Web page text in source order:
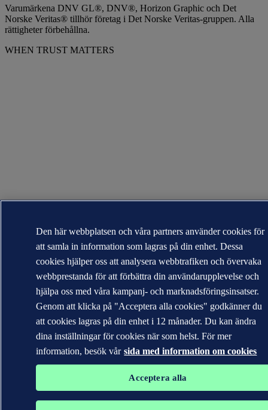
Varumärkena DNV GL®, DNV®, Horizon Graphic och Det
Norske Veritas® tillhör företag i Det Norske Veritas-gruppen. Alla
rättigheter förbehållna.
WHEN TRUST MATTERS
Den här webbplatsen och våra partners använder cookies för
att samla in information som lagras på din enhet. Dessa
cookies hjälper oss att analysera webbtrafiken och övervaka
webbprestanda för att förbättra din användarupplevelse och
hjälpa oss med våra kampanj- och marknadsföringsinsatser.
Genom att klicka på "Acceptera alla cookies" godkänner du
att cookies lagras på din enhet i 12 månader. Du kan ändra
dina inställningar för cookies när som helst. För mer
information, besök vår sida med information om cookies
Acceptera alla